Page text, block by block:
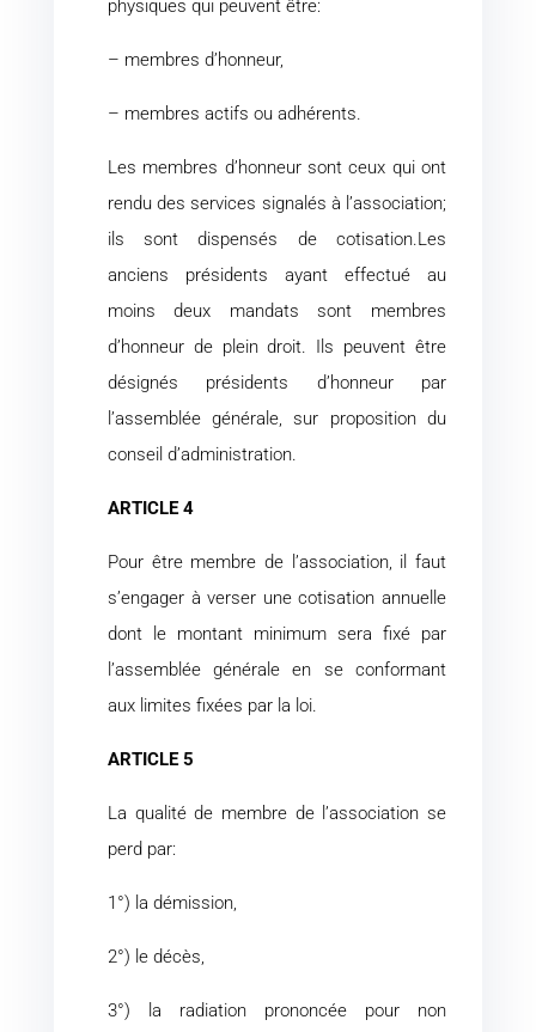
physiques qui peuvent être:
– membres d’honneur,
– membres actifs ou adhérents.
Les membres d’honneur sont ceux qui ont
rendu des services signalés à l’association;
ils sont dispensés de cotisation.Les
anciens présidents ayant effectué au
moins deux mandats sont membres
d’honneur de plein droit. Ils peuvent être
désignés présidents d’honneur par
l’assemblée générale, sur proposition du
conseil d’administration.
ARTICLE 4
Pour être membre de l’association, il faut
s’engager à verser une cotisation annuelle
dont le montant minimum sera fixé par
l’assemblée générale en se conformant
aux limites fixées par la loi.
ARTICLE 5
La qualité de membre de l’association se
perd par:
1°) la démission,
2°) le décès,
3°) la radiation prononcée pour non